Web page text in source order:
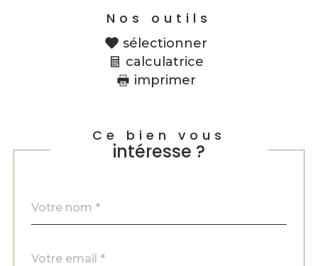
Nos outils
sélectionner
calculatrice
imprimer
Ce bien vous
intéresse ?
par
*
*